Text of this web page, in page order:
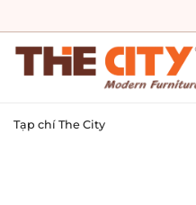
Tạp chí The City